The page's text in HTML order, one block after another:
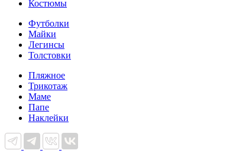
Костюмы
Футболки
Майки
Легинсы
Толстовки
Пляжное
Трикотаж
Маме
Папе
Наклейки